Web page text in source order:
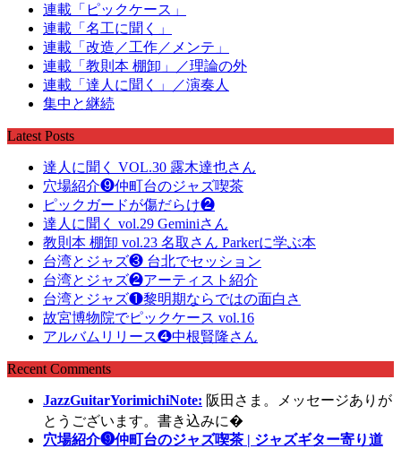
連載「ピックケース」
連載「名工に聞く」
連載「改造／工作／メンテ」
連載「教則本 棚卸」／理論の外
連載「達人に聞く」／演奏人
集中と継続
Latest Posts
達人に聞く VOL.30 露木達也さん
穴場紹介❾仲町台のジャズ喫茶
ピックガードが傷だらけ❷
達人に聞く vol.29 Geminiさん
教則本 棚卸 vol.23 名取さん Parkerに学ぶ本
台湾とジャズ❸ 台北でセッション
台湾とジャズ❷アーティスト紹介
台湾とジャズ❶黎明期ならではの面白さ
故宮博物院でピックケース vol.16
アルバムリリース❹中根賢隆さん
Recent Comments
JazzGuitarYorimichiNote: 阪田さま。メッセージありが
とうございます。書き込みに�
穴場紹介❾仲町台のジャズ喫茶 | ジャズギター寄り道